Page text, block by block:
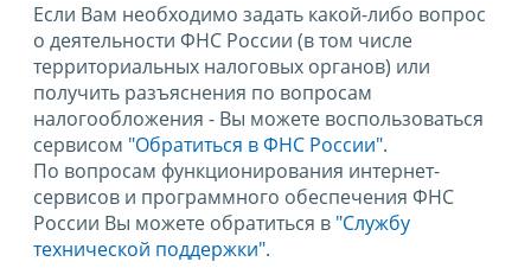
Если Вам необходимо задать какой-либо вопрос
о деятельности ФНС России (в том числе
территориальных налоговых органов) или
получить разъяснения по вопросам
налогообложения - Вы можете воспользоваться
сервисом "Обратиться в ФНС России".
По вопросам функционирования интернет-
сервисов и программного обеспечения ФНС
России Вы можете обратиться в "Службу
технической поддержки".